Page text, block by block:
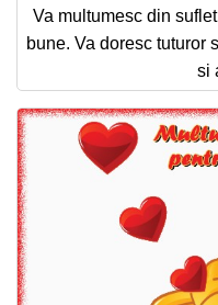
Va multumesc din
bune. Va doresc tuturor
si